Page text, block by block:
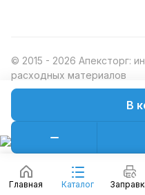
В
Главная Каталог
© 2015 - 2026 Апексторг:
расходных материалов